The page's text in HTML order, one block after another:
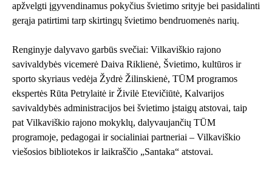
apžvelgti įgyvendinamus pokyčius švietimo srityje bei pasidalinti
gerąja patirtimi tarp skirtingų švietimo bendruomenės narių.
Renginyje dalyvavo garbūs svečiai: Vilkaviškio rajono
savivaldybės vicemerė Daiva Riklienė, Švietimo, kultūros ir
sporto skyriaus vedėja Žydrė Žilinskienė, TŪM programos
ekspertės Rūta Petrylaitė ir Živilė Etevičiūtė, Kalvarijos
savivaldybės administracijos bei švietimo įstaigų atstovai, taip
pat Vilkaviškio rajono mokyklų, dalyvaujančių TŪM
programoje, pedagogai ir socialiniai partneriai – Vilkaviškio
viešosios bibliotekos ir laikraščio „Santaka“ atstovai.